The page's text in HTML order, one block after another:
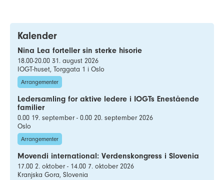
Kalender
Nina Lea forteller sin sterke hisorie
18.00-20.00 31. august 2026
IOGT-huset, Torggata 1 i Oslo
Arrangementer
Ledersamling for aktive ledere i IOGTs Enestående
familier
0.00 19. september - 0.00 20. september 2026
Oslo
Arrangementer
Movendi international: Verdenskongress i Slovenia
17.00 2. oktober - 14.00 7. oktober 2026
Kranjska Gora, Slovenia